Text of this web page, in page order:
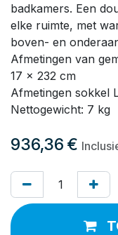
badkamers. Een
elke ruimte, met
boven- en
Afmetingen van
17 x 232 cm
Afmetingen sokkel
Nettogewicht: 7 kg
936,36 €